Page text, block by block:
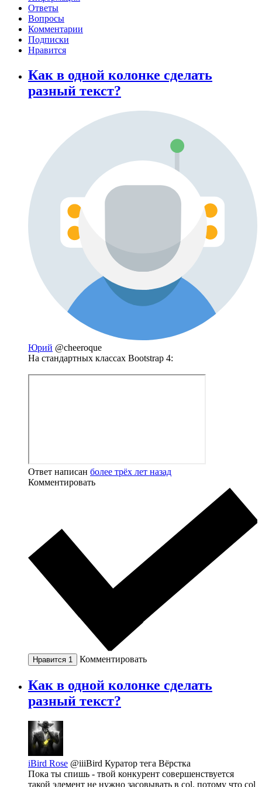
Ответы
Вопросы
Комментарии
Подписки
Нравится
Как в одной колонке сделать
разный текст?
Юрий @cheeroque
На стандартных классах Bootstrap 4:
Ответ написан более трёх лет назад
Комментировать
Нравится 1 Комментировать
Как в одной колонке сделать
разный текст?
iBird Rose @iiiBird Куратор тега Вёрстка
Пока ты спишь - твой конкурент совершенствуется
такой элемент не нужно засовывать в col. потому что col